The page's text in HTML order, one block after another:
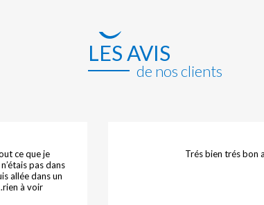
LES AVIS
de nos clients
ce que je
pas dans
allée dans un
à voir
Trés bien trés bon